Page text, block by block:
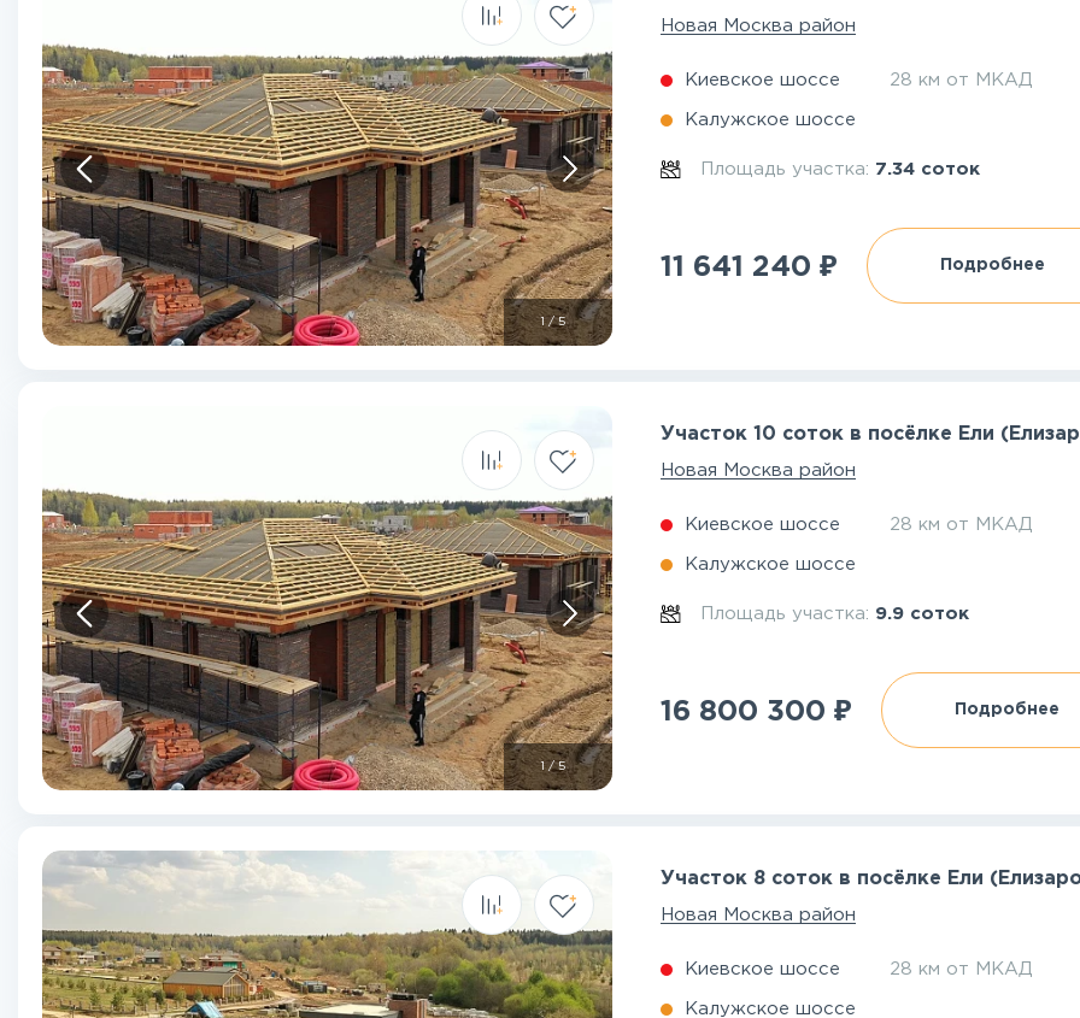
1 /5
Новая Москва район
Киевское шоссе 28 км от МКАД
Калужское шоссе
Площадь участка: 7.34 соток
11 641 240 ₽ Подробнее
1 /5
Участок 10 соток в посёлке Ели
Новая Москва район
Киевское шоссе 28 км от МКАД
Калужское шоссе
Площадь участка: 9.9 соток
16 800 300 ₽ Подробнее
Участок 8 соток в посёлке Ели
Новая Москва район
Киевское шоссе 28 км от МКАД
Калужское шоссе